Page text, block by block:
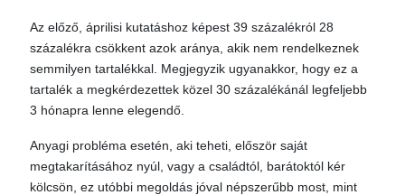
Az előző, áprilisi kutatáshoz képest 39 százalékról 28
százalékra csökkent azok aránya, akik nem rendelkeznek
semmilyen tartalékkal. Megjegyzik ugyanakkor, hogy ez a
tartalék a megkérdezettek közel 30 százalékánál legfeljebb
3 hónapra lenne elegendő.
Anyagi probléma esetén, aki teheti, először saját
megtakarításához nyúl, vagy a családtól, barátoktól kér
kölcsön, ez utóbbi megoldás jóval népszerűbb most, mint